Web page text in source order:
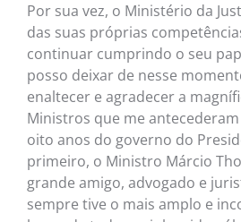
Por sua vez, o Ministério da
das suas próprias
continuar cumprindo o seu
posso deixar de nesse
enaltecer e agradecer a
Ministros que me
oito anos do governo do
primeiro, o Ministro Márcio
grande amigo, advogado e
sempre tive o mais amplo e